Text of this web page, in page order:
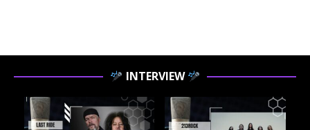
INTERVIEW